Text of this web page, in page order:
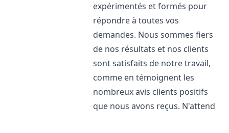
expérimentés et formés pour
répondre à toutes vos
demandes. Nous sommes fiers
de nos résultats et nos clients
sont satisfaits de notre travail,
comme en témoignent les
nombreux avis clients positifs
que nous avons reçus. N'attend